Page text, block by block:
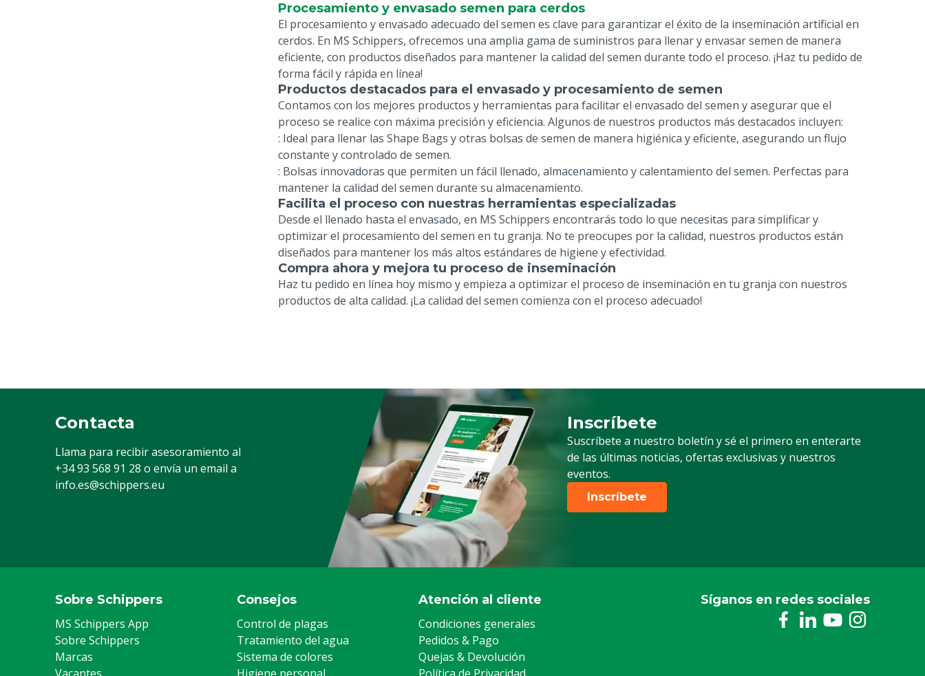
Procesamiento y envasado semen para cerdos
El procesamiento y envasado adecuado del semen es clave para garantizar el éxito de la inseminación artificial en
cerdos. En MS Schippers, ofrecemos una amplia gama de suministros para llenar y envasar semen de manera
eficiente, con productos diseñados para mantener la calidad del semen durante todo el proceso. ¡Haz tu pedido de
forma fácil y rápida en línea!
Productos destacados para el envasado y procesamiento de semen
Contamos con los mejores productos y herramientas para facilitar el envasado del semen y asegurar que el
proceso se realice con máxima precisión y eficiencia. Algunos de nuestros productos más destacados incluyen:
: Ideal para llenar las Shape Bags y otras bolsas de semen de manera higiénica y eficiente, asegurando un flujo
constante y controlado de semen.
: Bolsas innovadoras que permiten un fácil llenado, almacenamiento y calentamiento del semen. Perfectas para
mantener la calidad del semen durante su almacenamiento.
Facilita el proceso con nuestras herramientas especializadas
Desde el llenado hasta el envasado, en MS Schippers encontrarás todo lo que necesitas para simplificar y
optimizar el procesamiento del semen en tu granja. No te preocupes por la calidad, nuestros productos están
diseñados para mantener los más altos estándares de higiene y efectividad.
Compra ahora y mejora tu proceso de inseminación
Haz tu pedido en línea hoy mismo y empieza a optimizar el proceso de inseminación en tu granja con nuestros
productos de alta calidad. ¡La calidad del semen comienza con el proceso adecuado!
Contacta
Llama para recibir asesoramiento al
+34 93 568 91 28 o envía un email a
info.es@schippers.eu
Inscríbete
Suscríbete a nuestro boletín y sé el primero en enterarte
de las últimas noticias, ofertas exclusivas y nuestros
eventos.
Suscripción a nuestro boletín
Inscríbete
Sobre Schippers
MS Schippers App
Sobre Schippers
Marcas
Consejos
Control de plagas
Tratamiento del agua
Sistema de colores
Atención al cliente
Condiciones generales
Pedidos & Pago
Quejas & Devolución
Síganos en redes sociales